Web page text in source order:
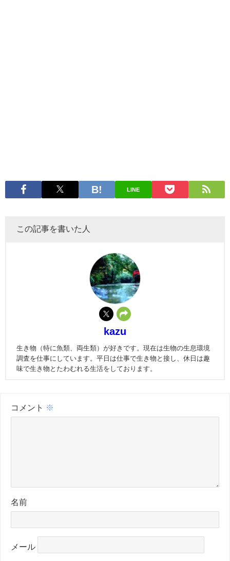
LINE
この記事を書いた人
kazu
生き物（特に魚類、両生類）が好きです。現在は生物の生息環境
調査を仕事にしています。平日は仕事で生き物と接し、休日は趣
味で生き物とたわむれる生活をしております。
コメント ※
名前
メール